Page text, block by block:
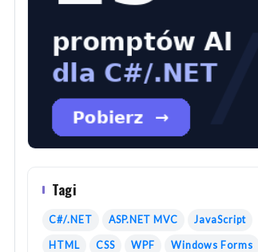
Tagi
C#/.NET ASP.NET MVC JavaScript
HTML CSS WPF Windows Forms